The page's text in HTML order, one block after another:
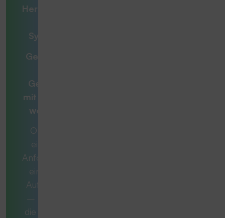
Herausforderung
Systemlösung
Gemeinsam zur
Gesamtlösung
mit
weiterdenken
Ob es sich um
eine konkrete
Anforderung oder
eine komplexe
Aufgabe handelt
– manchmal ist
die ideale Lösung